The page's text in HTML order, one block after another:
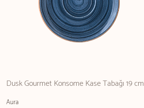
Dusk Gourmet Konsome Kase Tabağı 19 cm
Aura